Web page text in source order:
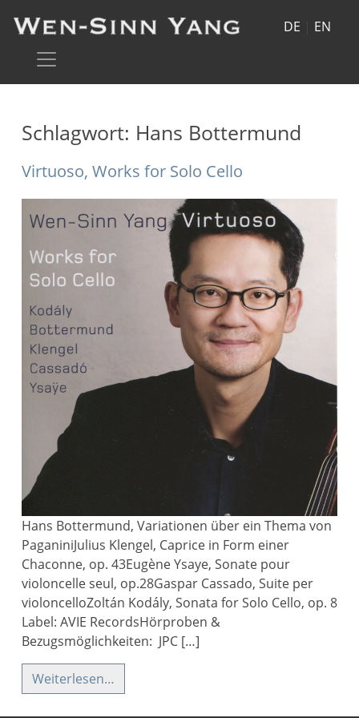
DE EN
Schlagwort: Hans Bottermund
Virtuoso, Works for Solo Cello
Hans Bottermund, Variationen über ein Thema von
PaganiniJulius Klengel, Caprice in Form einer
Chaconne, op. 43Eugène Ysaye, Sonate pour
violoncelle seul, op.28Gaspar Cassado, Suite per
violoncelloZoltán Kodály, Sonata for Solo Cello, op. 8
Label: AVIE RecordsHörproben &
Bezugsmöglichkeiten: JPC […]
Weiterlesen…